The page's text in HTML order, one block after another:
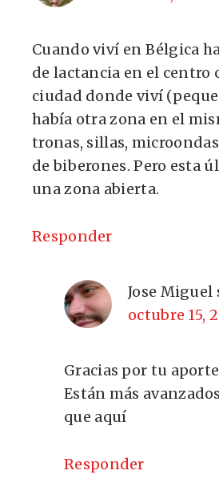
Cuando viví en Bélgica
de lactancia en el centro
ciudad donde viví
había otra zona en el
tronas, sillas,
de biberones. Pero esta
una zona abierta.
Responder
Jose Miguel
octubre 15,
Gracias por tu
Están más
que aquí
Responder